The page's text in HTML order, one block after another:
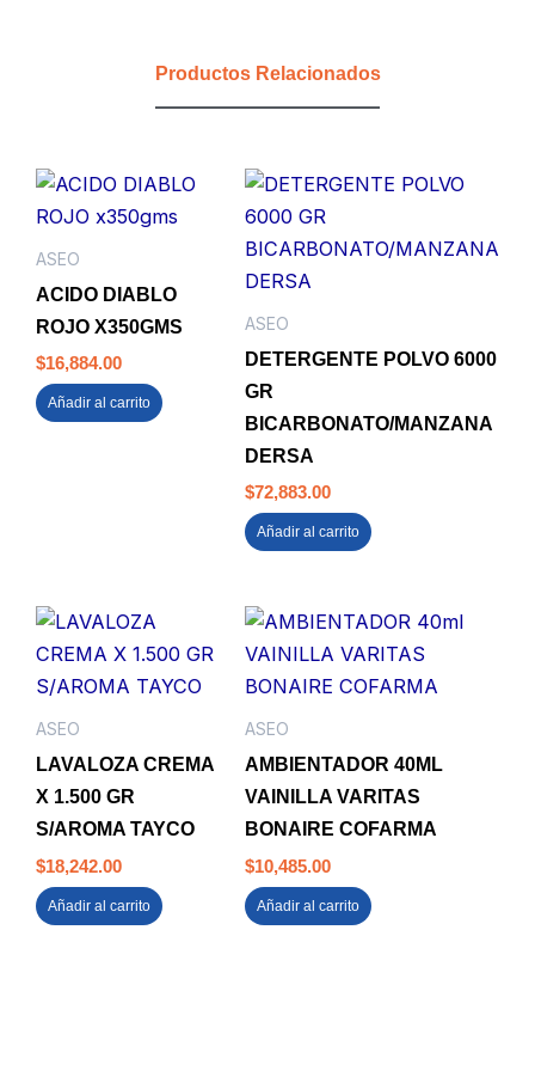
Productos Relacionados
ASEO
ACIDO DIABLO
ROJO X350GMS
$16,884.00
Añadir al carrito
ASEO
DETERGENTE POLVO 6000
GR
BICARBONATO/MANZANA
DERSA
$72,883.00
Añadir al carrito
ASEO
LAVALOZA CREMA
X 1.500 GR
S/AROMA TAYCO
$18,242.00
Añadir al carrito
ASEO
AMBIENTADOR 40ML
VAINILLA VARITAS
BONAIRE COFARMA
$10,485.00
Añadir al carrito